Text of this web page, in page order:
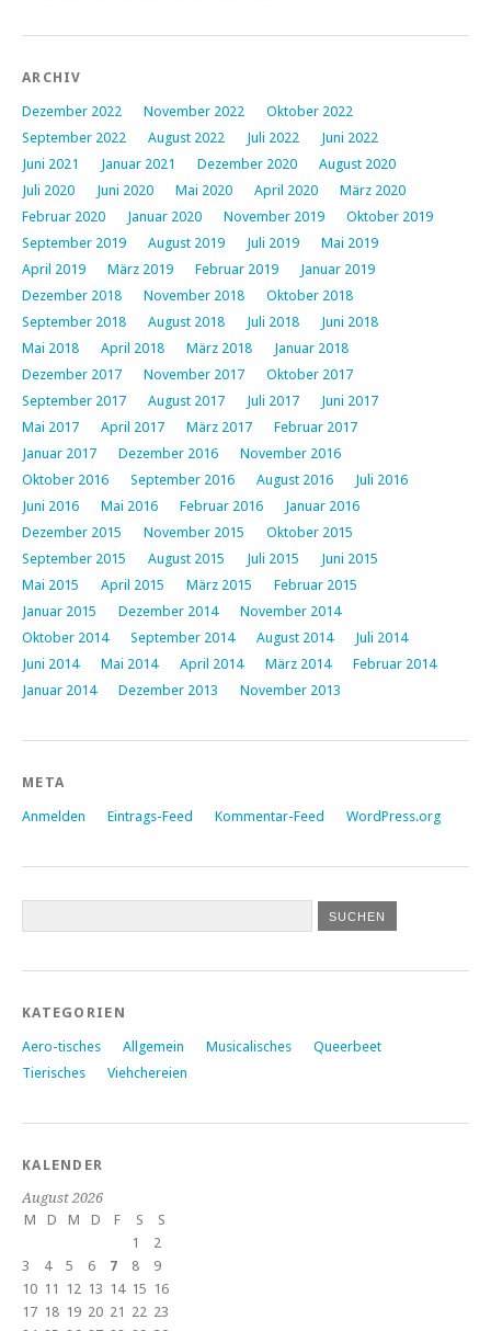
ARCHIV
Dezember 2022 November 2022
Oktober 2022
September 2022
August 2022 Juli 2022
Juni 2022
Juni 2021
Januar 2021 Dezember 2020
August 2020
Juli 2020
Juni 2020 Mai 2020 April 2020
März 2020
Februar 2020
Januar 2020 November 2019
Oktober 2019
September 2019
August 2019 Juli 2019
Mai 2019
April 2019
März 2019 Februar 2019
Januar 2019
Dezember 2018
November 2018
Oktober 2018
September 2018
August 2018 Juli 2018
Juni 2018
Mai 2018
April 2018 März 2018
Januar 2018
Dezember 2017
November 2017
Oktober 2017
September 2017
August 2017 Juli 2017
Juni 2017
Mai 2017
April 2017 März 2017
Februar 2017
Januar 2017
Dezember 2016
November 2016
Oktober 2016
September 2016 August 2016
Juli 2016
Juni 2016
Mai 2016 Februar 2016
Januar 2016
Dezember 2015
November 2015
Oktober 2015
September 2015
August 2015 Juli 2015
Juni 2015
Mai 2015
April 2015 März 2015
Februar 2015
Januar 2015
Dezember 2014
November 2014
Oktober 2014
September 2014 August 2014
Juli 2014
Juni 2014
Mai 2014 April 2014 März 2014
Februar 2014
Januar 2014
Dezember 2013 November 2013
META
Anmelden Eintrags-Feed Kommentar-Feed WordPress.org
KATEGORIEN
Aero-tisches Allgemein Musicalisches
Queerbeet
Tierisches
Viehchereien
KALENDER
August 2026
M
D M D F S
S
1
2
3
4 5 6 7 8
9
10 11 12 13 14 15 16
17 18 19 20 21 22 23